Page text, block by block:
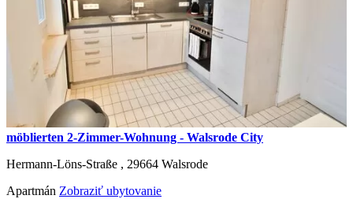
möblierten 2-Zimmer-Wohnung - Walsrode City
Hermann-Löns-Straße , 29664 Walsrode
Apartmán Zobraziť ubytovanie